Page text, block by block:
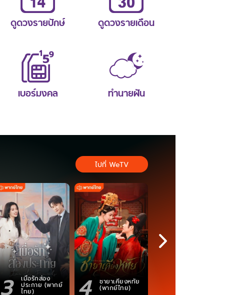
ดูดวงรายปักษ์ ดูดวงรายเดือน
เบอร์มงคล ทำนายฝัน
3 เมื่อรักส่อง
ประกาย (พากย์
ไทย) 4 ชายาเคียงหทัย
(พากย์ไทย) 5
ไปที่ WeTV